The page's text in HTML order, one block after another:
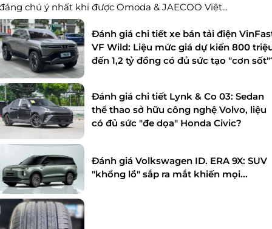
chú ý nhất khi được Omoda & JAECOO Việt...
Đánh giá chi tiết xe bán tải điện
VF Wild: Liệu mức giá dự kiến 800
đến 1,2 tỷ đồng có đủ sức tạo "cơn
Đánh giá chi tiết Lynk & Co 03: Sedan
thể thao sở hữu công nghệ Volvo, liệu
có đủ sức "đe dọa" Honda Civic?
Đánh giá Volkswagen ID. ERA 9X: SUV
"khổng lồ" sắp ra mắt khiến mọi...